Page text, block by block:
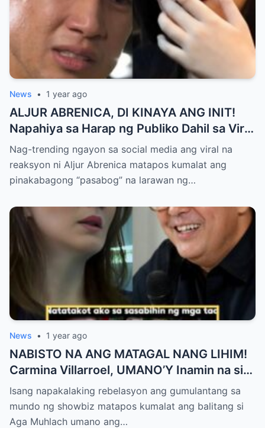
News • 1 year ago
ALJUR ABRENICA, DI KINAYA ANG INIT!
Napahiya sa Harap ng Publiko Dahil sa Viral
PASABOG Photo ni KYLIE PADILLA —
Netizens Nagulantang sa Ganda at Lakas
ng Aura! “Sino Talaga ang Nagsisi
Nag-trending ngayon sa social media ang viral na
reaksyon ni Aljur Abrenica matapos kumalat ang
pinakabagong “pasabog” na larawan ng…
News • 1 year ago
NABISTO NA ANG MATAGAL NANG LIHIM!
Carmina Villarroel, UMANO’Y Inamin na si
AGA MUHLACH ang TUNAY na Ama nina
Mavy at Cassy Legaspi — Buong Showbiz
World NAGULANTANG sa Rebelasyong
Isang napakalaking rebelasyon ang gumulantang sa
mundo ng showbiz matapos kumalat ang balitang si
Aga Muhlach umano ang…